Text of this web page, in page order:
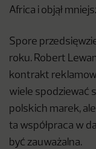
Africa i objął
Spore
roku. Robert
kontrakt
wiele spodziewać
polskich marek,
ta współpraca w
być zauważalna.